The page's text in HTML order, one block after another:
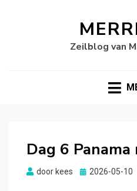
Zeilblog van
Dag 6
door kees
Gepubliceerd
2026-05-10